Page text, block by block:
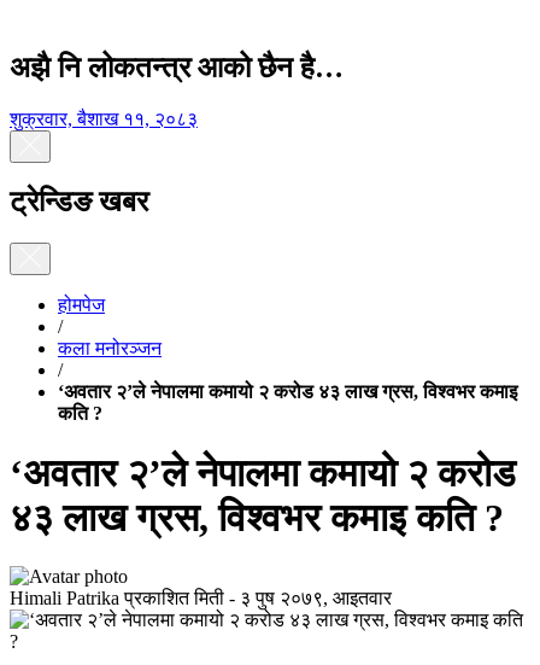
अझै नि लोकतन्त्र आको छैन है…
शुक्रवार, बैशाख ११, २०८३
ट्रेन्डिङ खबर
होमपेज
/
कला मनोरञ्जन
/
‘अवतार २’ले नेपालमा कमायो २ करोड ४३ लाख ग्रस, विश्वभर कमाइ
कति ?
‘अवतार २’ले नेपालमा कमायो २ करोड
४३ लाख ग्रस, विश्वभर कमाइ कति ?
Himali Patrika प्रकाशित मिती - ३ पुष २०७९, आइतवार